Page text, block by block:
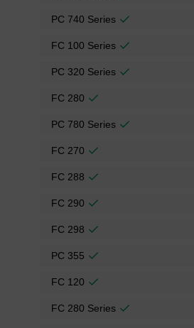
PC 740 Series
FC 100 Series
PC 320 Series
FC 280
PC 780 Series
FC 270
FC 288
FC 290
FC 298
PC 355
FC 120
FC 280 Series